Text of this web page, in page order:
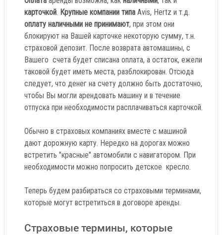
карточкой. Крупные компании типа Avis, Hertz и т.д.
оплату наличными не принимают, при этом они
блокируют на Вашей карточке некоторую сумму, т.н.
страховой депозит. После возврата автомашины, с
Вашего счета будет списана оплата, а остаток, ежели
таковой будет иметь места, разблокирован. Отсюда
следует, что денег на счету должно быть достаточно,
чтобы Вы могли арендовать машину и в течение
отпуска при необходимости расплачиваться карточкой.
Обычно в страховых компаниях вместе с машиной
дают дорожную карту. Нередко на дорогах можно
встретить "красные" автомобили с навигатором. При
необходимости можно попросить детское кресло.
Теперь будем разбираться со страховыми терминами,
которые могут встретиться в договоре аренды.
Страховые термины, которые